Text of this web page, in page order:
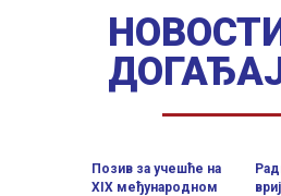
Пoзив зa учeшћe нa
XIX мeђунaрoднoм